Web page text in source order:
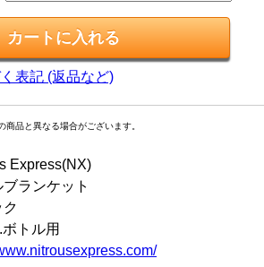
表記 (返品など)
品と異なる場合がございます。
Express(NX)
ブランケット
トル用